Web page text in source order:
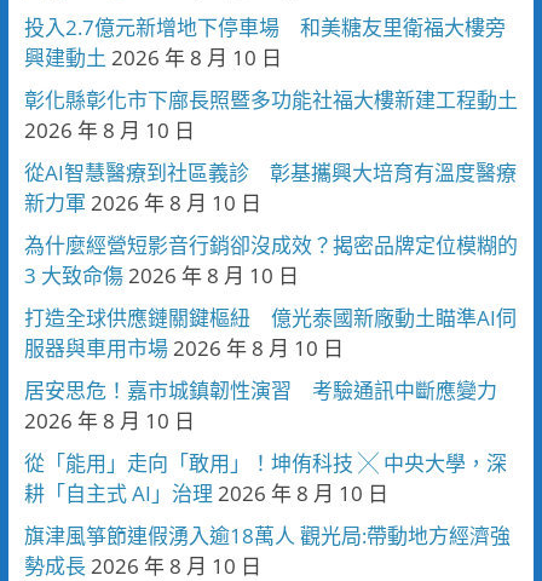
投入2.7億元新增地下停車場 和美糖友里衛福大樓旁
興建動土 2026 年 8 月 10 日
彰化縣彰化市下廍長照暨多功能社福大樓新建工程動土
2026 年 8 月 10 日
從AI智慧醫療到社區義診 彰基攜興大培育有溫度醫療
新力軍 2026 年 8 月 10 日
為什麼經營短影音行銷卻沒成效？揭密品牌定位模糊的
3 大致命傷 2026 年 8 月 10 日
打造全球供應鏈關鍵樞紐 億光泰國新廠動土瞄準AI伺
服器與車用市場 2026 年 8 月 10 日
居安思危！嘉市城鎮韌性演習 考驗通訊中斷應變力
2026 年 8 月 10 日
從「能用」走向「敢用」！坤侑科技 ╳ 中央大學，深
耕「自主式 AI」治理 2026 年 8 月 10 日
旗津風箏節連假湧入逾18萬人 觀光局:帶動地方經濟強
勢成長 2026 年 8 月 10 日